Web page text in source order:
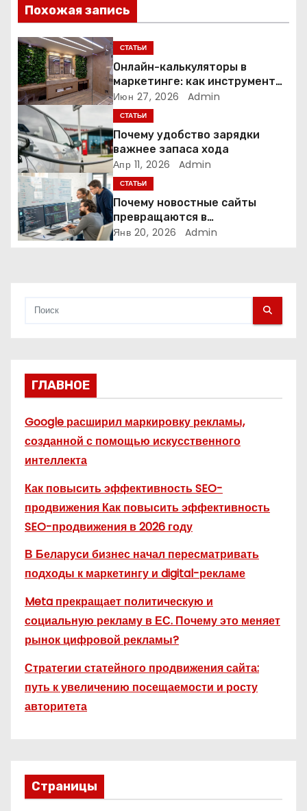
и
я
п
о
з
а
п
и
с
Похожая запись
СТАТЬИ
Онлайн-калькуляторы в
маркетинге: как инструмент
расчёта стоимости
превращает посетителя в
клиента
Июн 27, 2026 Admin
СТАТЬИ
Почему удобство зарядки
важнее запаса хода
Апр 11, 2026 Admin
СТАТЬИ
Почему новостные сайты
превращаются в
аналитические платформы
Янв 20, 2026 Admin
ГЛАВНОЕ
Google расширил маркировку рекламы,
созданной с помощью искусственного
интеллекта
Как повысить эффективность SEO-
продвижения Как повысить эффективность
SEO-продвижения в 2026 году
В Беларуси бизнес начал пересматривать
подходы к маркетингу и digital-рекламе
Meta прекращает политическую и
социальную рекламу в ЕС. Почему это меняет
рынок цифровой рекламы?
Стратегии статейного продвижения сайта:
путь к увеличению посещаемости и росту
авторитета
Страницы